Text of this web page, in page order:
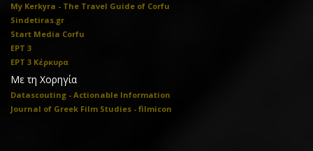
My Kerkyra - The Travel Guide of Corfu
Sindetiras.gr
Start Media Corfu
ΕΡΤ 3
ΕΡΤ 3 Κέρκυρα
Με τη Χορηγία
Datascouting - Actionable Information
Journal of Greek Film Studies - filmicon